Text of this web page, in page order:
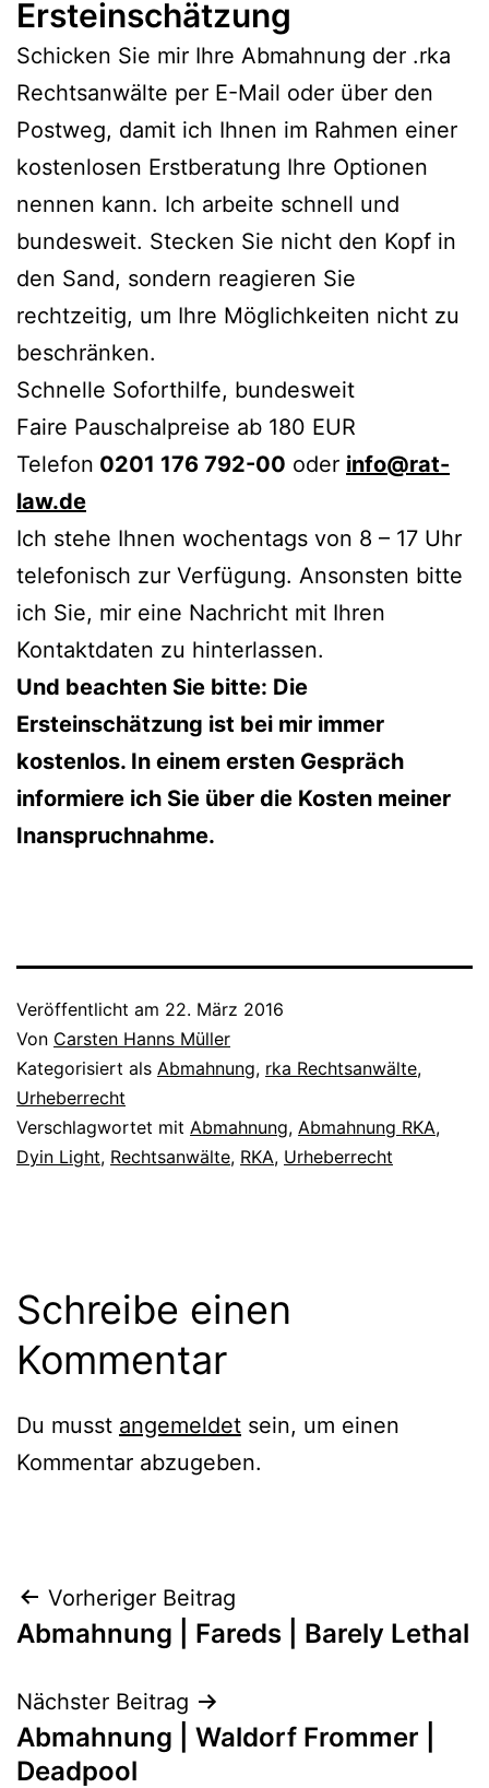
Ersteinschätzung
Schicken Sie mir Ihre Abmahnung der .rka
Rechtsanwälte per E-Mail oder über den
Postweg, damit ich Ihnen im Rahmen einer
kostenlosen Erstberatung Ihre Optionen
nennen kann. Ich arbeite schnell und
bundesweit. Stecken Sie nicht den Kopf in
den Sand, sondern reagieren Sie
rechtzeitig, um Ihre Möglichkeiten nicht zu
beschränken.
Schnelle Soforthilfe, bundesweit
Faire Pauschalpreise ab 180 EUR
Telefon 0201 176 792-00 oder info@rat-
law.de
Ich stehe Ihnen wochentags von 8 – 17 Uhr
telefonisch zur Verfügung. Ansonsten bitte
ich Sie, mir eine Nachricht mit Ihren
Kontaktdaten zu hinterlassen.
Und beachten Sie bitte: Die
Ersteinschätzung ist bei mir immer
kostenlos. In einem ersten Gespräch
informiere ich Sie über die Kosten meiner
Inanspruchnahme.
Veröffentlicht am 22. März 2016
Von Carsten Hanns Müller
Kategorisiert als Abmahnung, rka Rechtsanwälte,
Urheberrecht
Verschlagwortet mit Abmahnung, Abmahnung RKA,
Dyin Light, Rechtsanwälte, RKA, Urheberrecht
Schreibe einen
Kommentar
Du musst angemeldet sein, um einen
Kommentar abzugeben.
Beitragsnavigation
Vorheriger Beitrag
Abmahnung | Fareds | Barely Lethal
Nächster Beitrag
Abmahnung | Waldorf Frommer |
Deadpool